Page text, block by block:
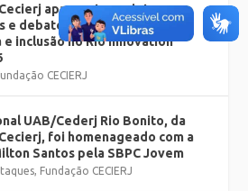
apresenta projetos
e debates sobre educação,
inclusão no Rio Innovation
CECIERJ
UAB/Cederj Rio Bonito, da
foi homenageado com a
Santos pela SBPC Jovem
, Fundação CECIERJ